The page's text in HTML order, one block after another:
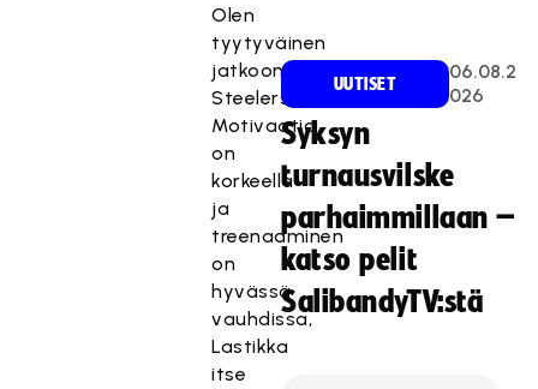
Olen
tyytyväinen
jatkooni
Steelersissä.
Motivaatio
on
korkeella
ja
treenaaminen
on
hyvässä
vauhdissa,
Lastikka
itse
UUTISET
06.08.2
026
Syksyn
turnausvilske
parhaimmillaan –
katso pelit
SalibandyTV:stä